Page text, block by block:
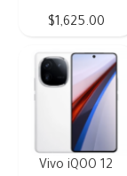
$1,625.00
Vivo iQOO 12